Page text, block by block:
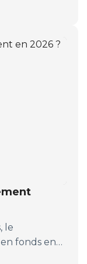
29 juillet
le
fonds en
2026, soit